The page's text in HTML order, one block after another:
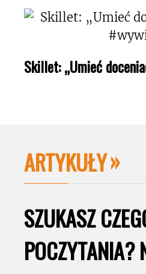
Skillet: „Umieć
ARTYKUŁY
SZUKASZ
POCZYTANIA?